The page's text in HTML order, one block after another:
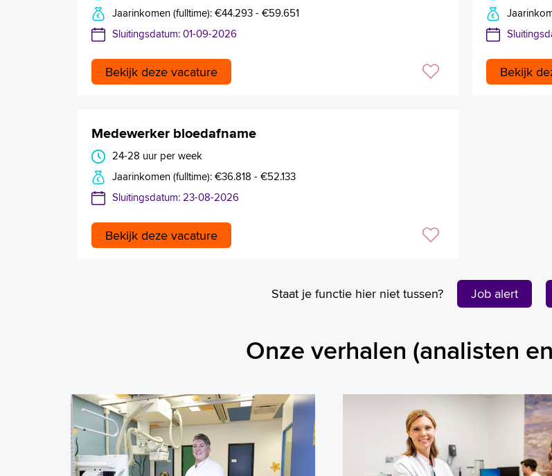
Jaarinkomen (fulltime): €44.293 - €59.651
Sluitingsdatum: 01-09-2026
Bekijk deze vacature Bekijk
Medewerker bloedafname
24-28 uur per week
Jaarinkomen (fulltime): €36.818 - €52.133
Sluitingsdatum: 23-08-2026
Bekijk deze vacature
Staat je functie hier niet tussen? Job alert
Onze verhalen (analisten